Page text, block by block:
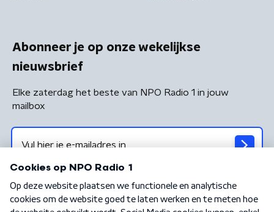
Abonneer je op onze wekelijkse
nieuwsbrief
Elke zaterdag het beste van NPO Radio 1 in jouw
mailbox